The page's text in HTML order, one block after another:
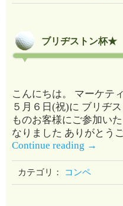
ブリヂストン杯★
こんにちは。 マーケテ
５月６日(祝)に ブリヂ
ものお客様にご参加い
なりました ありがとう
Continue reading →
カテゴリ： コンペ